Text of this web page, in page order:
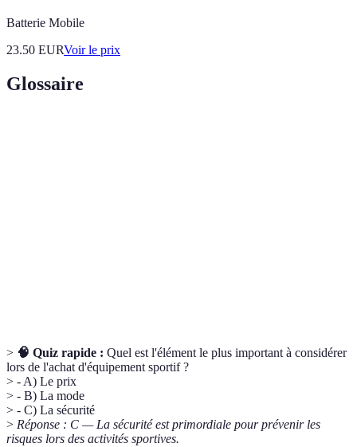
Batterie Mobile
23.50 EURVoir le prix
Glossaire
> 🧠 Quiz rapide : Quel est l'élément le plus important à considérer
lors de l'achat d'équipement sportif ?
> - A) Le prix
> - B) La mode
> - C) La sécurité
> Réponse : C — La sécurité est primordiale pour prévenir les
risques lors des activités sportives.